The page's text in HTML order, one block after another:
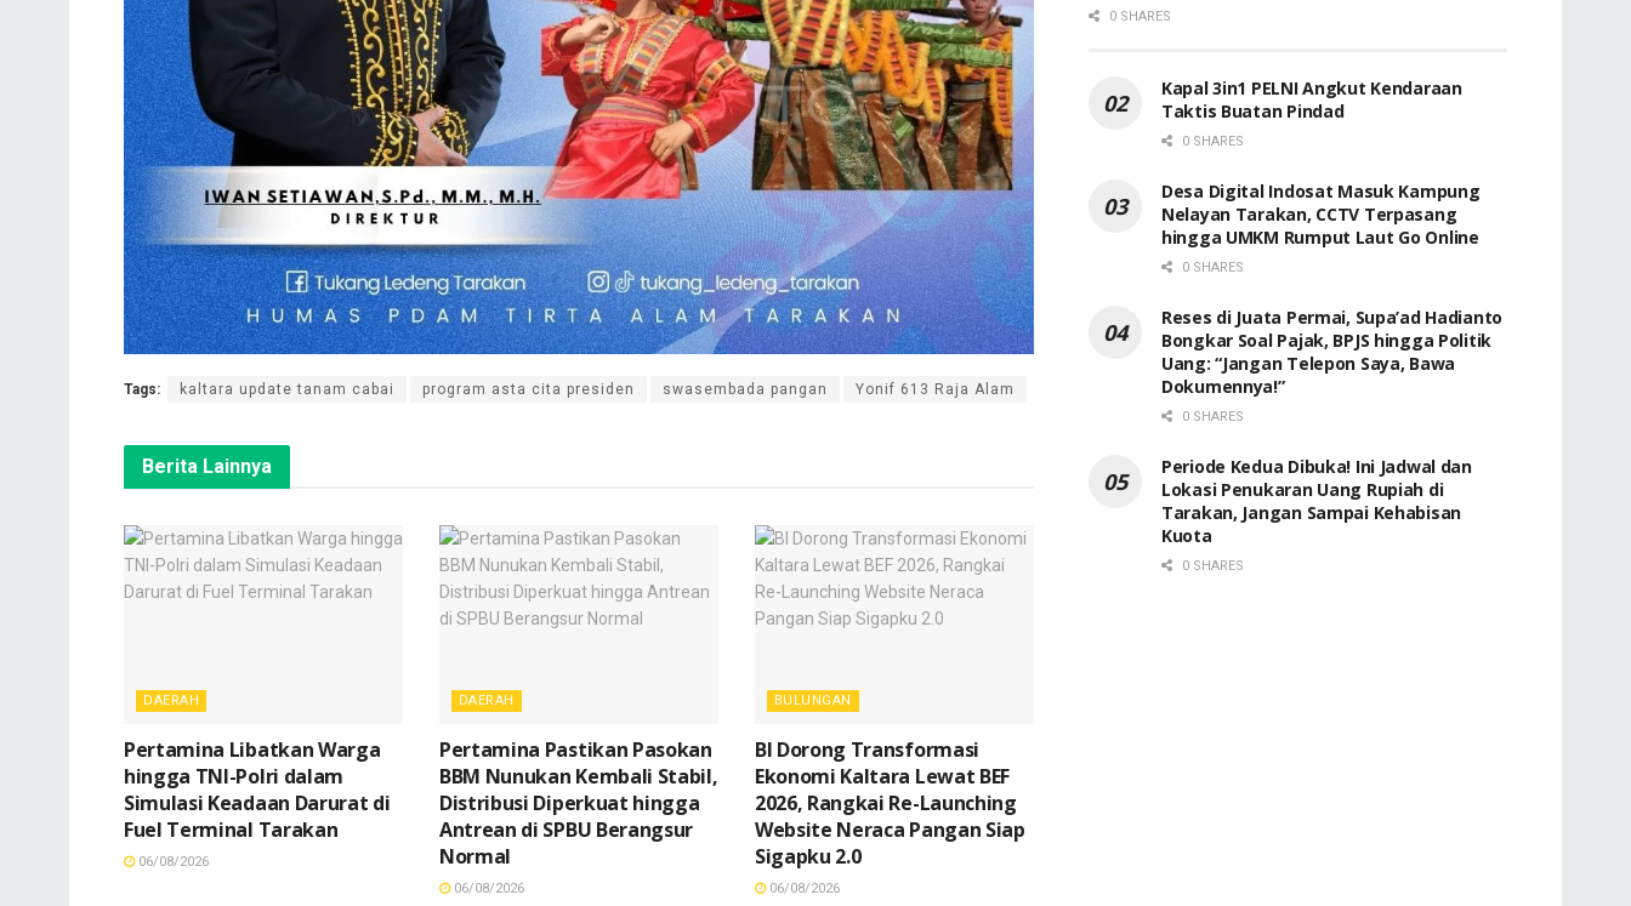
Tags: kaltara update tanam cabai program asta cita presiden swasembada pangan Yonif 613 Raja Alam
Berita Lainnya
DAERAH
Pertamina Libatkan Warga
hingga TNI-Polri dalam
Simulasi Keadaan Darurat di
Fuel Terminal Tarakan
06/08/2026
DAERAH
Pertamina Pastikan Pasokan
BBM Nunukan Kembali Stabil,
Distribusi Diperkuat hingga
Antrean di SPBU Berangsur
Normal
06/08/2026
BULUNGAN
BI Dorong Transformasi
Ekonomi Kaltara Lewat BEF
2026, Rangkai Re-Launching
Website Neraca Pangan Siap
Sigapku 2.0
06/08/2026
0 SHARES
Kapal 3in1 PELNI Angkut Kendaraan
Taktis Buatan Pindad
0 SHARES
Desa Digital Indosat Masuk Kampung
Nelayan Tarakan, CCTV Terpasang
hingga UMKM Rumput Laut Go Online
0 SHARES
Reses di Juata Permai, Supa’ad Hadianto
Bongkar Soal Pajak, BPJS hingga Politik
Uang: “Jangan Telepon Saya, Bawa
Dokumennya!”
0 SHARES
Periode Kedua Dibuka! Ini Jadwal dan
Lokasi Penukaran Uang Rupiah di
Tarakan, Jangan Sampai Kehabisan
Kuota
0 SHARES